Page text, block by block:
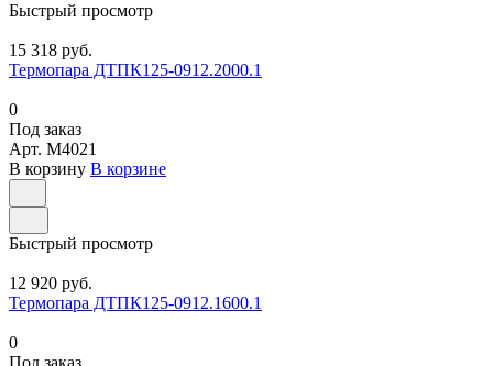
Быстрый просмотр
15 318 руб.
Термопара ДТПК125-0912.2000.1
0
Под заказ
Арт. M4021
В корзину В корзине
Быстрый просмотр
12 920 руб.
Термопара ДТПК125-0912.1600.1
0